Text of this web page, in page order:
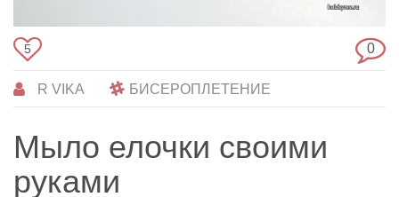
5 0
R VIKA БИСЕРОПЛЕТЕНИЕ
Мыло елочки своими
руками